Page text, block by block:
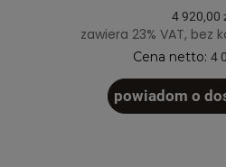
4 920,00
zawiera 23% VAT, bez
Cena netto: 4
powiadom o